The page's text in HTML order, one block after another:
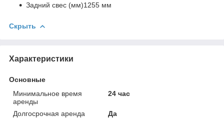
Задний свес (мм)1255 мм
Скрыть
Характеристики
Основные
Минимальное время
аренды
24 час
Долгосрочная аренда
Да